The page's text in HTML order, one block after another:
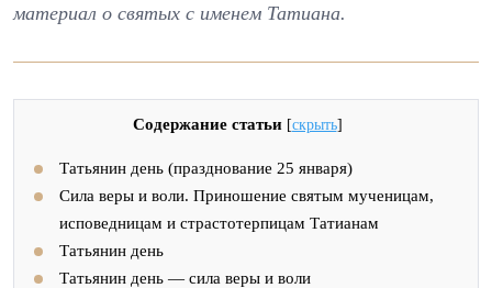
материал о святых с именем Татиана.
Содержание статьи [скрыть]
Татьянин день (празднование 25 января)
Сила веры и воли. Приношение святым мученицам,
исповедницам и страстотерпицам Татианам
Татьянин день
Татьянин день — сила веры и воли